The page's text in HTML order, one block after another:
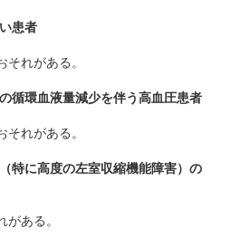
患者
れがある。
循環血液量減少を伴う高血圧患者
れがある。
特に高度の左室収縮機能障害）の
がある 。